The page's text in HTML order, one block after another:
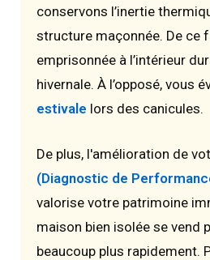
conservons l’inertie
structure maçonnée. De ce
emprisonnée à l’intérieur
hivernale. À l’opposé, vous
estivale lors des canicules.
De plus, l'amélioration de
(Diagnostic de
valorise votre patrimoine
maison bien isolée se vend
beaucoup plus rapidement.